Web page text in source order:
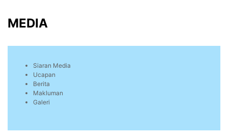
MEDIA
Siaran Media
Ucapan
Berita
Makluman
Galeri